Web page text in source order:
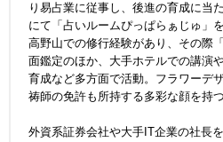
り易占業に従事し、後進の育成に当
にて「占いルームぴっぱらぁじゅ」を
高野山での修行経験があり、その際
面鑑定のほか、大手ホテルでの講演
育成など多方面で活動。フラワーデ
祷師の免許も所持する多彩な顔を持つ
外資系証券会社や大手IT企業の社長